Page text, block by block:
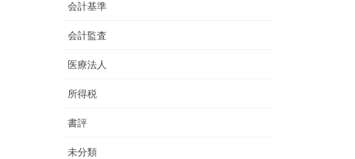
会計基準
会計監査
医療法人
所得税
書評
未分類